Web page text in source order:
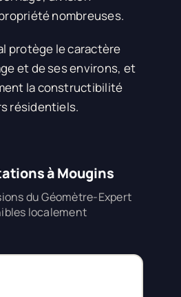
nombreuses.
protège le caractère
et de ses environs, et
la constructibilité
résidentiels.
à Mougins
du Géomètre-Expert
localement